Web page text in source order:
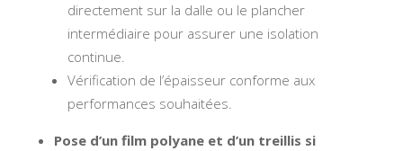
directement sur la dalle ou le plancher
intermédiaire pour assurer une isolation
continue.
Vérification de l’épaisseur conforme aux
performances souhaitées.
Pose d’un film polyane et d’un treillis si